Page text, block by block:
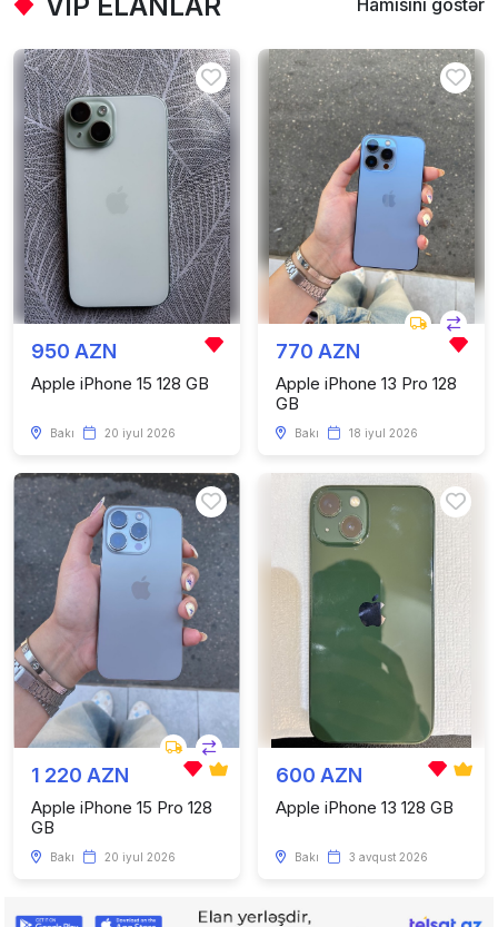
950 AZN
Apple iPhone 15 128 GB
Bakı 20 iyul 2026
770 AZN
Apple iPhone 13 Pro 128
GB
Bakı 18 iyul 2026
1 220 AZN
Apple iPhone 15 Pro 128
GB
Bakı 20 iyul 2026
600 AZN
Apple iPhone 13 128 GB
Bakı 3 avqust 2026